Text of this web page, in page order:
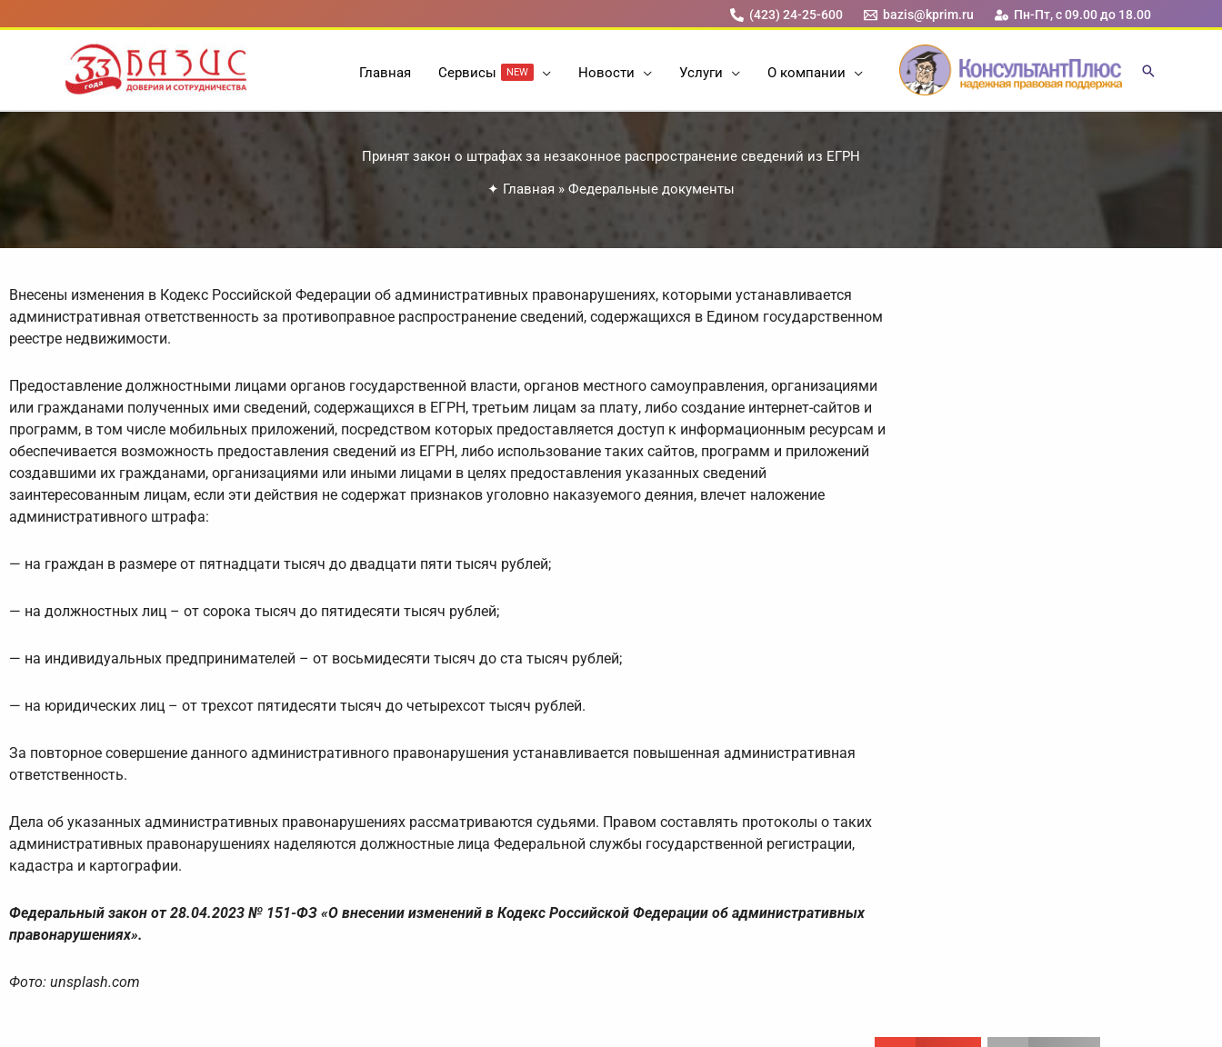
к
содержимому
(423) 24-25-600 bazis@kprim.ru Пн-Пт, с 09.00 до 18.00
Главная Cервисы NEW Новости Услуги О компании
Принят закон о штрафах за незаконное распространение сведений из ЕГРН
✦ Главная » Федеральные документы
Внесены изменения в Кодекс Российской Федерации об административных правонарушениях, которыми устанавливается
административная ответственность за противоправное распространение сведений, содержащихся в Едином государственном
реестре недвижимости.
Предоставление должностными лицами органов государственной власти, органов местного самоуправления, организациями
или гражданами полученных ими сведений, содержащихся в ЕГРН, третьим лицам за плату, либо создание интернет-сайтов и
программ, в том числе мобильных приложений, посредством которых предоставляется доступ к информационным ресурсам и
обеспечивается возможность предоставления сведений из ЕГРН, либо использование таких сайтов, программ и приложений
создавшими их гражданами, организациями или иными лицами в целях предоставления указанных сведений
заинтересованным лицам, если эти действия не содержат признаков уголовно наказуемого деяния, влечет наложение
административного штрафа:
— на граждан в размере от пятнадцати тысяч до двадцати пяти тысяч рублей;
— на должностных лиц – от сорока тысяч до пятидесяти тысяч рублей;
— на индивидуальных предпринимателей – от восьмидесяти тысяч до ста тысяч рублей;
— на юридических лиц – от трехсот пятидесяти тысяч до четырехсот тысяч рублей.
За повторное совершение данного административного правонарушения устанавливается повышенная административная
ответственность.
Дела об указанных административных правонарушениях рассматриваются судьями. Правом составлять протоколы о таких
административных правонарушениях наделяются должностные лица Федеральной службы государственной регистрации,
кадастра и картографии.
Федеральный закон от 28.04.2023 № 151-ФЗ «О внесении изменений в Кодекс Российской Федерации об административных
правонарушениях».
Фото: unsplash.com